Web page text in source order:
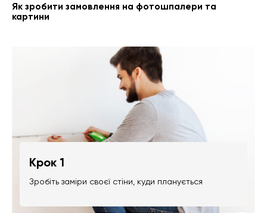
Як зробити замовлення на фотошпалери та
картини
Крок 1
Зробіть заміри своєї стіни, куди планується